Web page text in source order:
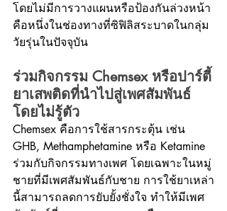
โดยไม่มีการวางแผนหรือป้องกันล่วงหน้า
คือหนึ่งในช่องทางที่ซิฟิลิสระบาดในกลุ่ม
วัยรุ่นในปัจจุบัน
ร่วมกิจกรรม Chemsex หรือปาร์ตี้
ยาเสพติดที่นำไปสู่เพศสัมพันธ์
โดยไม่รู้ตัว
Chemsex คือการใช้สารกระตุ้น เช่น
GHB, Methamphetamine หรือ Ketamine
ร่วมกับกิจกรรมทางเพศ โดยเฉพาะในหมู่
ชายที่มีเพศสัมพันธ์กับชาย การใช้ยาเหล่า
นี้สามารถลดการยับยั้งชั่งใจ ทำให้มีเพศ